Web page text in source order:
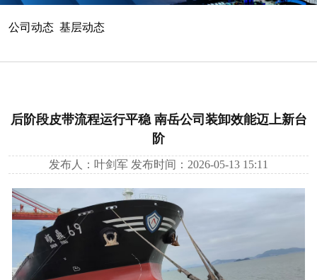
公司动态 基层动态
后阶段皮带流程运行平稳 南岳公司装卸效能迈上新台
阶
发布人：叶剑军 发布时间：2026-05-13 15:11